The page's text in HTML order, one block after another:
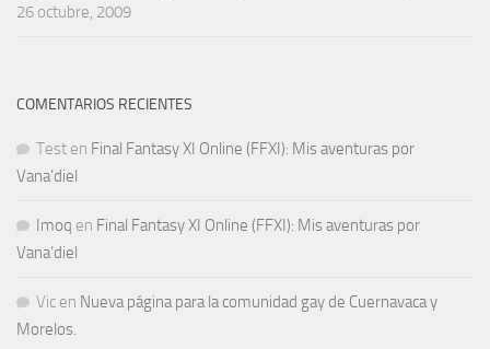
26 octubre, 2009
COMENTARIOS RECIENTES
Test en Final Fantasy XI Online (FFXI): Mis aventuras por
Vana’diel
Imoq en Final Fantasy XI Online (FFXI): Mis aventuras por
Vana’diel
Vic en Nueva página para la comunidad gay de Cuernavaca y
Morelos.